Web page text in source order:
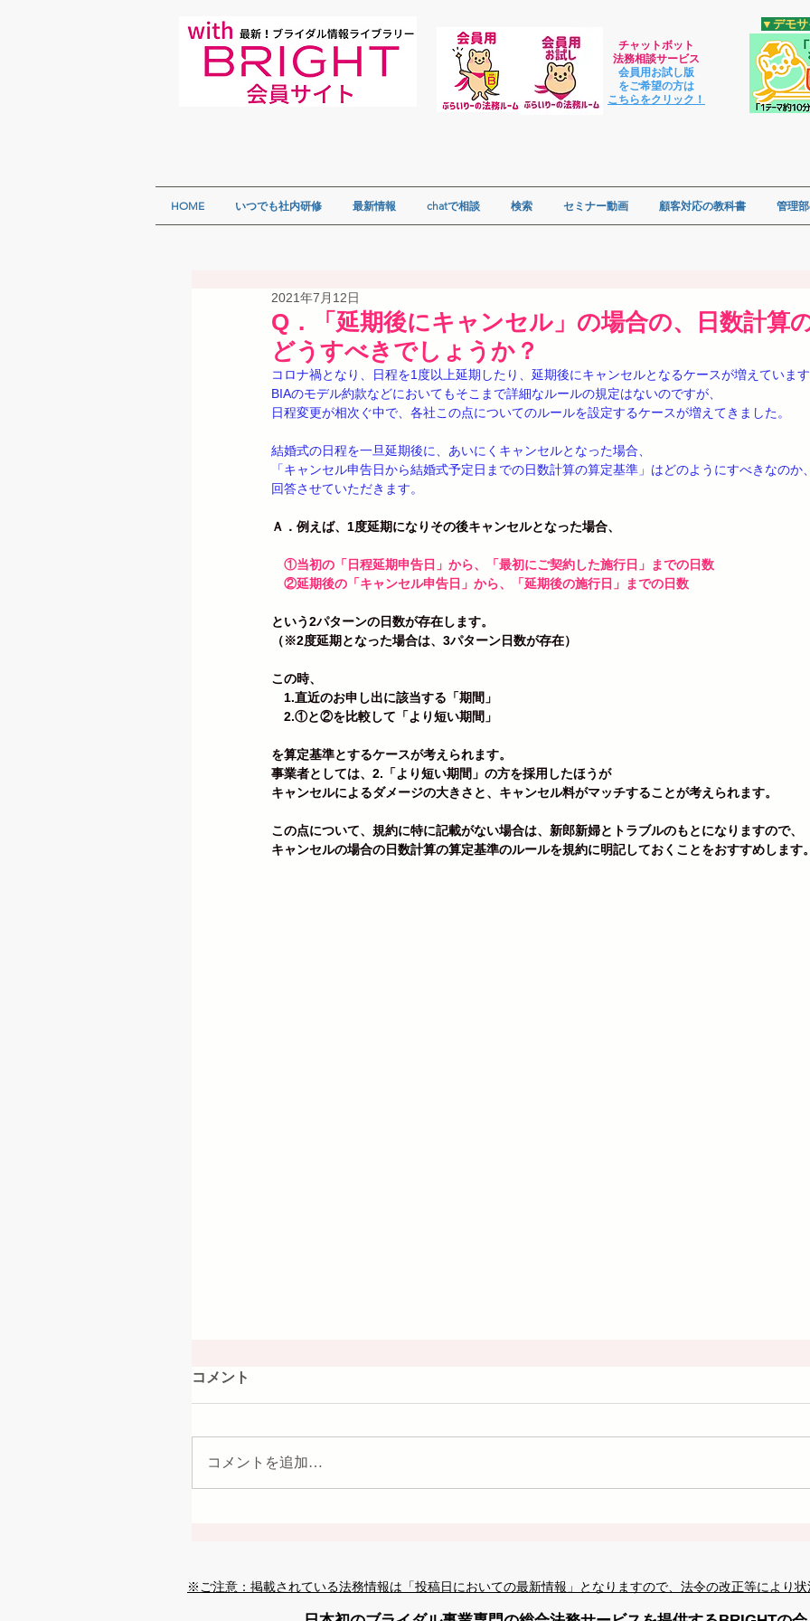
チャットボット
法務相談サービス
会員用お試し版
をご希望の方は
​こちらをクリック！
​▼デモサ
HOME いつでも社内研修 最新情報 chatで相談 検索 セミナー動画 顧客対応の教科書 管理
Q．「延期後にキャンセル」の場合の、日数計算
どうすべきでしょうか？
2021年7月12日
コロナ禍となり、日程を1度以上延期したり、延期後にキャンセルとなるケースが増えていま
BIAのモデル約款などにおいてもそこまで詳細なルールの規定はないのですが、
日程変更が相次ぐ中で、各社この点についてのルールを設定するケースが増えてきました。
結婚式の日程を一旦延期後に、あいにくキャンセルとなった場合、
「キャンセル申告日から結婚式予定日までの日数計算の算定基準」はどのようにすべきなのか
回答させていただきます。
Ａ．例えば、1度延期になりその後キャンセルとなった場合、
①当初の「日程延期申告日」から、「最初にご契約した施行日」までの日数
②延期後の「キャンセル申告日」から、「延期後の施行日」までの日数
という2パターンの日数が存在します。
（※2度延期となった場合は、3パターン日数が存在）
この時、
1.直近のお申し出に該当する「期間」
2.①と②を比較して「より短い期間」
を算定基準とするケースが考えられます。
事業者としては、2.「より短い期間」の方を採用したほうが
キャンセルによるダメージの大きさと、キャンセル料がマッチすることが考えられます。
この点について、規約に特に記載がない場合は、新郎新婦とトラブルのもとになりますので、
キャンセルの場合の日数計算の算定基準のルールを規約に明記しておくことをおすすめします
コメント
コメントを追加…
※ご注意：掲載されている法務情報は「投稿日においての最新情報」となりますので、法令の改正等により